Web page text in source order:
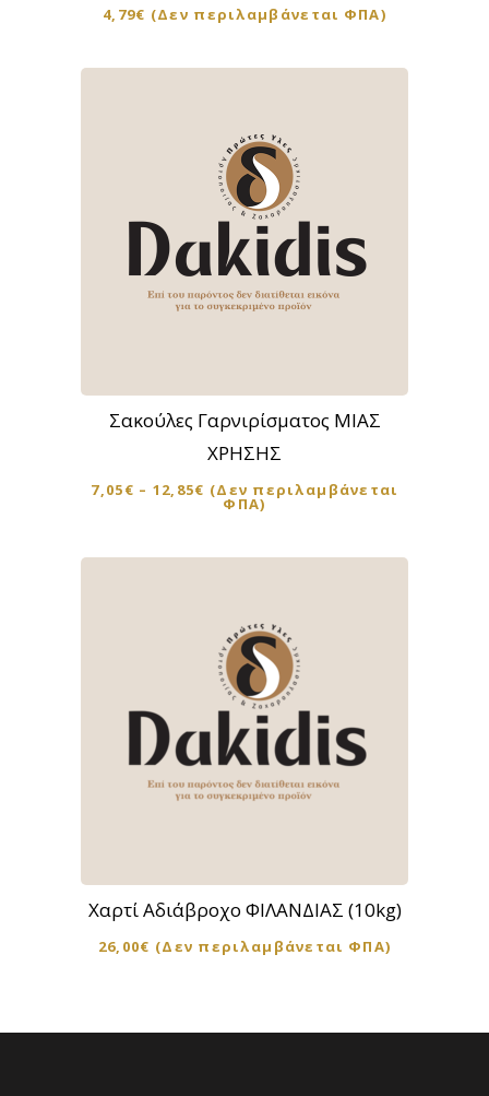
4,79€ (Δεν περιλαμβάνεται ΦΠΑ)
Σακούλες Γαρνιρίσματος ΜΙΑΣ
ΧΡΗΣΗΣ
7,05€ – 12,85€ (Δεν περιλαμβάνεται
ΦΠΑ)
Χαρτί Αδιάβροχο ΦΙΛΑΝΔΙΑΣ (10kg)
26,00€ (Δεν περιλαμβάνεται ΦΠΑ)